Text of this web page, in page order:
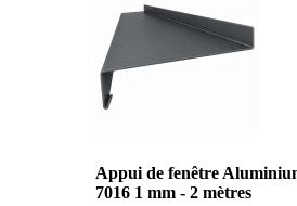
Appui de fenêtre
7016 1 mm - 2 mètres